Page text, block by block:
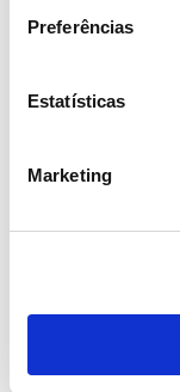
Preferências
Estatísticas
Marketing